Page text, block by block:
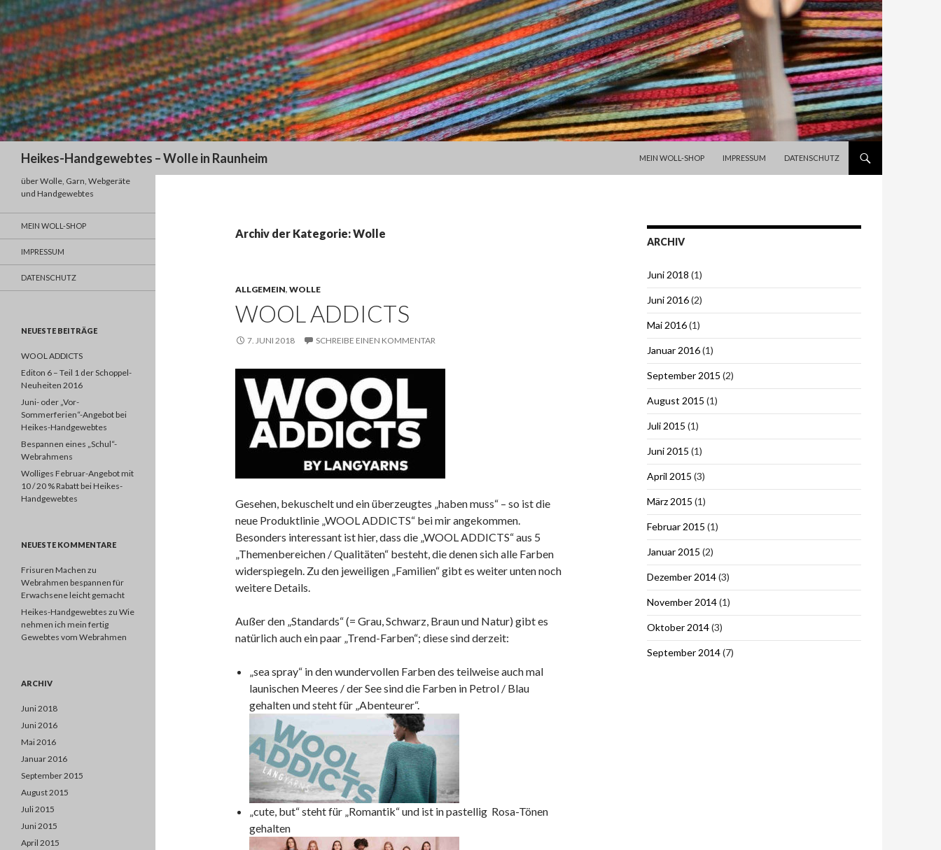
Heikes-Handgewebtes – Wolle in Raunheim
MEIN WOLL-SHOP
IMPRESSUM DATENSCHUTZ
Archiv der Kategorie: Wolle
ALLGEMEIN, WOLLE
WOOL ADDICTS
7. JUNI 2018 SCHREIBE EINEN KOMMENTAR
Gesehen, bekuschelt und ein überzeugtes „haben muss“ – so ist die
neue Produktlinie „WOOL ADDICTS“ bei mir angekommen.
Besonders interessant ist hier, dass die „WOOL ADDICTS“ aus 5
„Themenbereichen / Qualitäten“ besteht, die denen sich alle Farben
widerspiegeln. Zu den jeweiligen „Familien“ gibt es weiter unten noch
weitere Details.
Außer den „Standards“ (= Grau, Schwarz, Braun und Natur) gibt es
natürlich auch ein paar „Trend-Farben“; diese sind derzeit:
„sea spray“ in den wundervollen Farben des teilweise auch mal
launischen Meeres / der See sind die Farben in Petrol / Blau
gehalten und steht für „Abenteurer“.
„cute, but“ steht für „Romantik“ und ist in pastellig Rosa-Tönen
gehalten
ARCHIV
Juni 2018 (1)
Juni 2016(2)
Mai 2016(1)
Januar 2016(1)
September 2015 (2)
August 2015 (1)
Juli 2015 (1)
Juni 2015 (1)
April 2015 (3)
März 2015 (1)
Februar 2015 (1)
Januar 2015 (2)
Dezember 2014(3)
November 2014(1)
Oktober 2014(3)
September 2014(7)
über Wolle, Garn, Webgeräte
und Handgewebtes
MEIN WOLL-SHOP
IMPRESSUM
DATENSCHUTZ
NEUESTE BEITRÄGE
WOOL ADDICTS
Editon 6 – Teil 1 der Schoppel-
Neuheiten 2016
Juni- oder „Vor-
Sommerferien“-Angebot bei
Heikes-Handgewebtes
Bespannen eines „Schul“-
Webrahmens
Wolliges Februar-Angebot mit
10 / 20 % Rabatt bei Heikes-
Handgewebtes
NEUESTE KOMMENTARE
Frisuren Machen zu
Webrahmen bespannen für
Erwachsene leicht gemacht
Heikes-Handgewebtes zu Wie
nehmen ich mein fertig
Gewebtes vom Webrahmen
ARCHIV
Juni 2018
Juni 2016
Mai 2016
Januar 2016
September 2015
August 2015
Juli 2015
Juni 2015
April 2015